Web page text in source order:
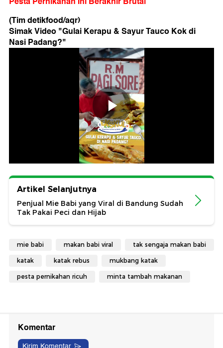
(Tim detikfood/aqr)
Simak Video "Gulai Kerapu & Sayur Tauco Kok di
Nasi Padang?"
Artikel Selanjutnya
Penjual Mie Babi yang Viral di Bandung Sudah
Tak Pakai Peci dan Hijab
mie babi makan babi viral tak sengaja makan babi
katak katak rebus mukbang katak
pesta pernikahan ricuh minta tambah makanan